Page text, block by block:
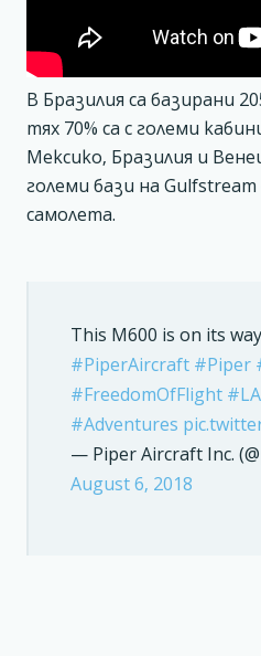
В Бразилия са базирани
тях 70% са с големи
Мексико, Бразилия и
големи бази на Gulfstream
самолета.
This M600 is on its
#PiperAircraft #Piper
#FreedomOfFlight
#Adventures
— Piper Aircraft Inc.
August 6, 2018